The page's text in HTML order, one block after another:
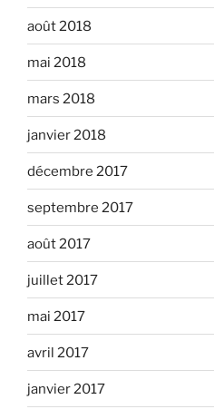
août 2018
mai 2018
mars 2018
janvier 2018
décembre 2017
septembre 2017
août 2017
juillet 2017
mai 2017
avril 2017
janvier 2017